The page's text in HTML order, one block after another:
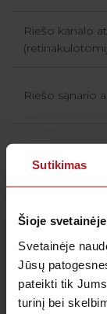
Sutikimas
Šioje
Svetainėje
Jūsų
pateikti tik
turinį bei
Riešo kanalo
Riešo sąnario
epikondilito
Peties sąnario